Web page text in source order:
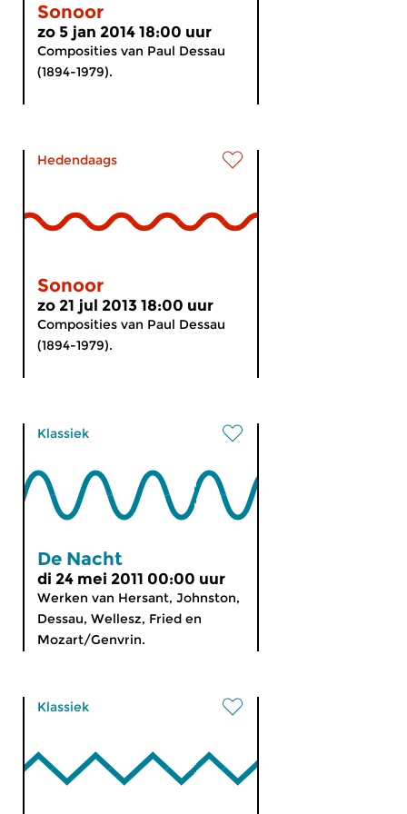
Sonoor
zo 5 jan 2014 18:00 uur
Composities van Paul Dessau
(1894-1979).
Hedendaags
Sonoor
zo 21 jul 2013 18:00 uur
Composities van Paul Dessau
(1894-1979).
Klassiek
De Nacht
di 24 mei 2011 00:00 uur
Werken van Hersant, Johnston,
Dessau, Wellesz, Fried en
Mozart/Genvrin.
Klassiek